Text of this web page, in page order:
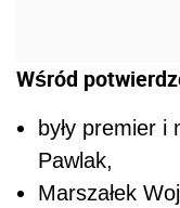
Wśród
były premier
Pawlak,
Marszałek